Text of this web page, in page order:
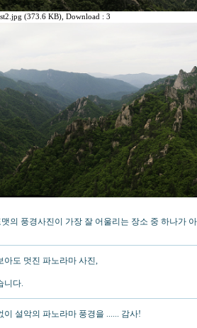
(373.6 KB), Download : 3
의 풍경사진이 가장 잘 어울리는 장소 중 하나가
아도 멋진 파노라마 사진,
니다.
이 설악의 파노라마 풍경을 ...... 감사!